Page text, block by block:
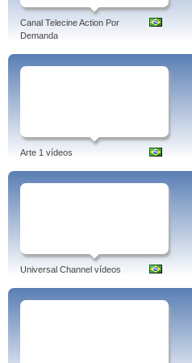
Canal Telecine Action Por
Demanda
Arte 1 vídeos
Universal Channel vídeos